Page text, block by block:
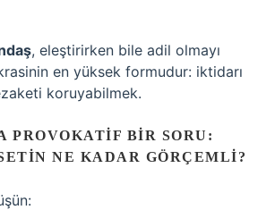
, eleştirirken bile adil olmayı
en yüksek formudur: iktidarı
koruyabilmek.
PROVOKATIF BIR SORU:
NE KADAR GÖRÇEMLI?